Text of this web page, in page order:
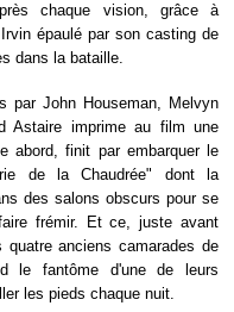
chaque vision, grâce à
épaulé par son casting de
dans la bataille.
par John Houseman, Melvyn
Astaire imprime au film une
abord, finit par embarquer le
de la Chaudrée" dont la
des salons obscurs pour se
frémir. Et ce, juste avant
anciens camarades de
le fantôme d'une de leurs
les pieds chaque nuit.